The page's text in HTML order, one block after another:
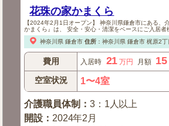
花珠の家かまくら
【2024年2月1日オープン】 神奈川県鎌倉市にある、
かまくら』は、 安全・安心・清潔をベースにご入居者
神奈川県 鎌倉市 住所： 神奈川県 鎌倉市梶原2丁
費用 入居時 21 万円 月額 15
空室状況 1〜4室
介護職員体制 ：3：1人以上
開設 ： 2024年2月